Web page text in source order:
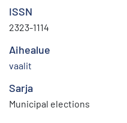
ISSN
2323-1114
Aihealue
vaalit
Sarja
Municipal elections